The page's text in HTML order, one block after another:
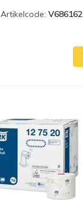
Artikelcode: V686162